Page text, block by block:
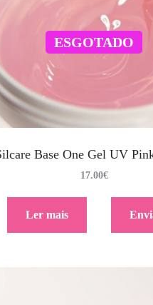
ESGOTADO
Base One Gel UV
17.00€
Ler mais